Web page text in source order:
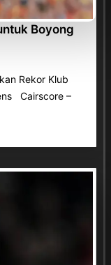
Boyong
Rekor Klub
Cairscore –